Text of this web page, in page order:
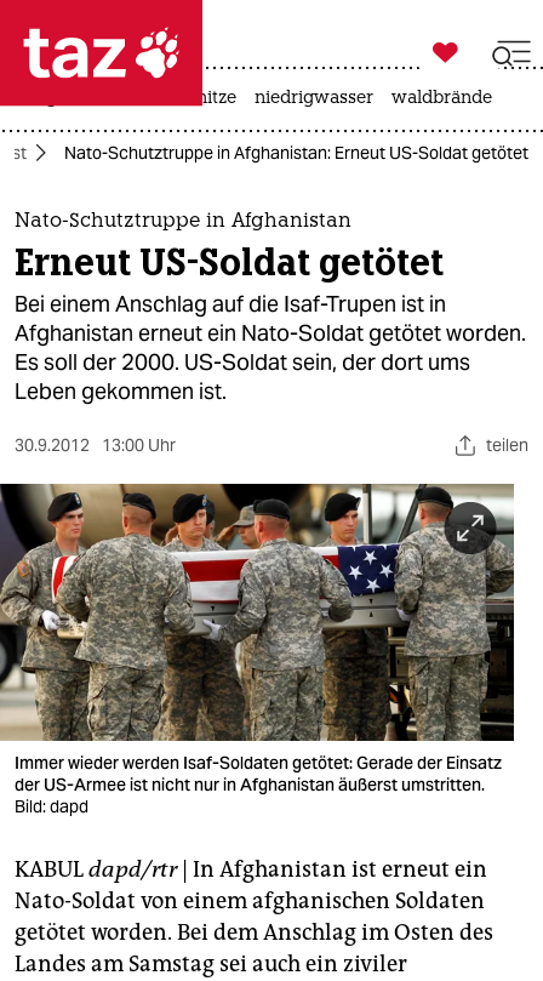
 taz zahl ich
taz zahl ich
themen
politik
öko
gesellschaft
kultur
sport
berlin
nord
wahrheit
verlag
verlag
veranstaltungen
fragen & hilfe
unterstützen

taz zahl ich
hitze niedrigwasser waldbrände
Nato-Schutztruppe in Afghanistan: Erneut US-Soldat getötet
Nato-Schutztruppe in Afghanistan
Erneut US-Soldat getötet
Bei einem Anschlag auf die Isaf-Trupen ist in
Afghanistan erneut ein Nato-Soldat getötet worden.
Es soll der 2000. US-Soldat sein, der dort ums
Leben gekommen ist.
30.9.2012 13:00 Uhr teilen
Immer wieder werden Isaf-Soldaten getötet: Gerade der Einsatz
der US-Armee ist nicht nur in Afghanistan äußerst umstritten.
Bild: dapd
KABULdapd/rtr| In Afghanistan ist erneut ein
Nato-Soldat von einem afghanischen Soldaten
getötet worden. Bei dem Anschlag im Osten des
Landes am Samstag sei auch ein ziviler